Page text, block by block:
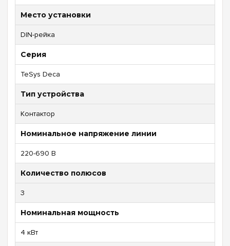
Место установки
DIN-рейка
Серия
TeSys Deca
Тип устройства
Контактор
Номинальное напряжение линии
220-690 В
Количество полюсов
3
Номинальная мощность
4 кВт